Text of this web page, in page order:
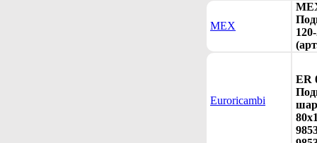
MEX
Euroricambi
ER